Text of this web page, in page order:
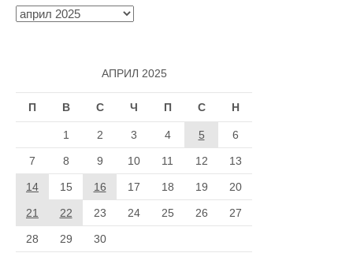
Архив
АПРИЛ 2025
П В С Ч П С Н
1 2 3 4 5 6
7 8 9 10 11 12 13
14 15 16 17 18 19 20
21 22 23 24 25 26 27
28 29 30